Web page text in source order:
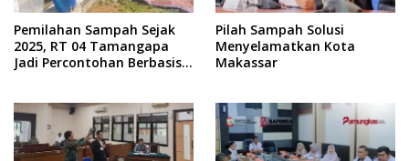
Pemilahan Sampah Sejak
2025, RT 04 Tamangapa
Jadi Percontohan Berbasis
Pilah Sampah Solusi
Menyelamatkan Kota
Makassar